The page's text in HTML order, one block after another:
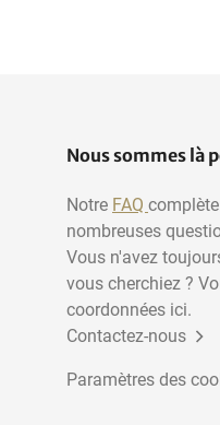
Nous sommes là
Notre FAQ
nombreuses
Vous n'avez
vous cherchiez ?
coordonnées ici.
Contactez-nous
Paramètres des